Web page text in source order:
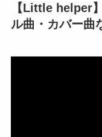
【Little helper
ル曲・カバー曲